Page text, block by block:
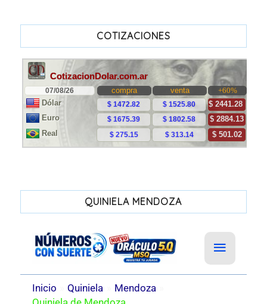
COTIZACIONES
QUINIELA MENDOZA